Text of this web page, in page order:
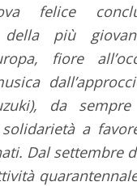
felice
della più
fiore
da
a
Dal settembre